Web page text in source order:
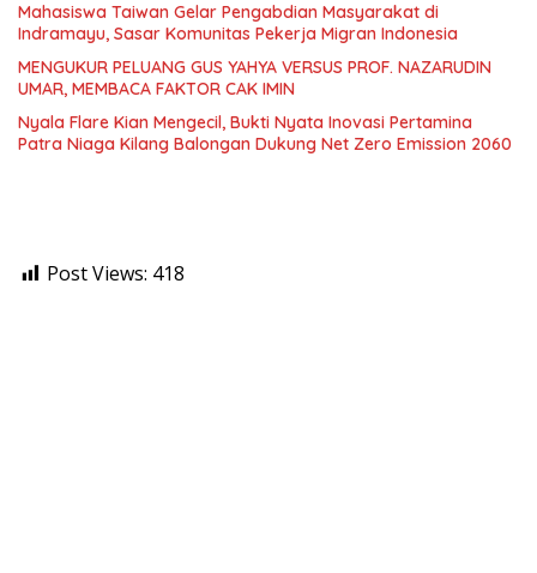
Mahasiswa Taiwan Gelar Pengabdian Masyarakat di
Indramayu, Sasar Komunitas Pekerja Migran Indonesia
MENGUKUR PELUANG GUS YAHYA VERSUS PROF. NAZARUDIN
UMAR, MEMBACA FAKTOR CAK IMIN
Nyala Flare Kian Mengecil, Bukti Nyata Inovasi Pertamina
Patra Niaga Kilang Balongan Dukung Net Zero Emission 2060
Post Views: 418